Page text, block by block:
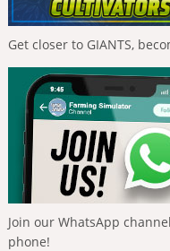
Get closer to GIANTS,
Join our WhatsApp
phone!